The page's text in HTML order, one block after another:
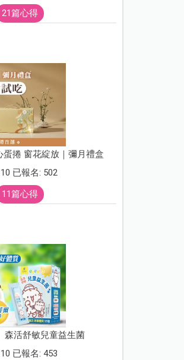
21篇心得
蛋捲 窗花綻放｜彌月禮盒
已報名: 502
11篇心得
森活舒敏兒童益生菌
已報名: 453